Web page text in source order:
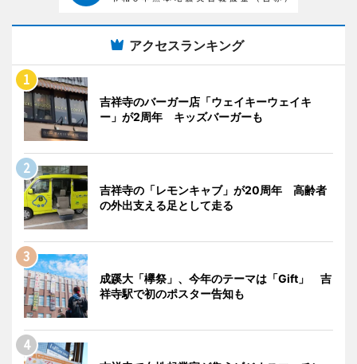
アクセスランキング
吉祥寺のバーガー店「ウェイキーウェイキ
ー」が2周年 キッズバーガーも
吉祥寺の「レモンキャブ」が20周年 高齢者
の外出支える足として走る
成蹊大「欅祭」、今年のテーマは「Gift」 吉
祥寺駅で初のポスター告知も